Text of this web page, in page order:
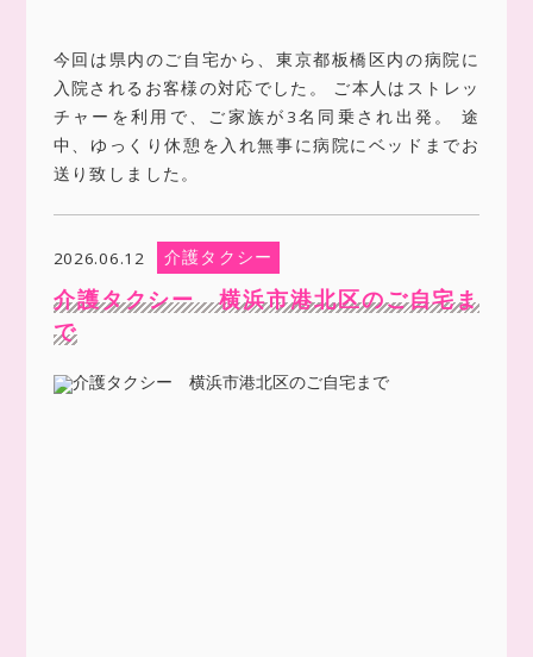
今回は県内のご自宅から、東京都板橋区内の病院に
入院されるお客様の対応でした。 ご本人はストレッ
チャーを利用で、ご家族が3名同乗され出発。 途
中、ゆっくり休憩を入れ無事に病院にベッドまでお
送り致しました。
2026.06.12 介護タクシー
介護タクシー 横浜市港北区のご自宅ま
で